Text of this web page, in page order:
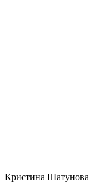
Кристина Шатунова